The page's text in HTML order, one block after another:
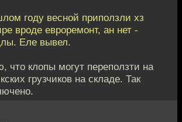
году весной приползли хз
вроде евроремонт, ан нет -
Еле вывел.
клопы могут переползти на
грузчиков на складе. Так